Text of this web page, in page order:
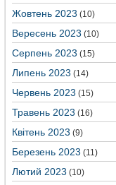
Жовтень 2023 (10)
Вересень 2023 (10)
Серпень 2023 (15)
Липень 2023 (14)
Червень 2023 (15)
Травень 2023 (16)
Квітень 2023 (9)
Березень 2023 (11)
Лютий 2023 (10)